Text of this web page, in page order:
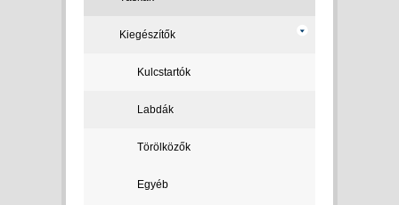
Kiegészítők
Kulcstartók
Labdák
Törölközők
Egyéb